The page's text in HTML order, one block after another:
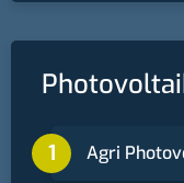
Agri